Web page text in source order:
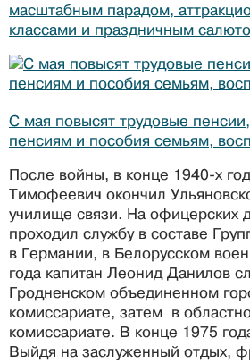
масштабным парадом,
классами и праздничным
С мая повыcят трудовые
пенсиям и пособия семьям,
После войны, в конце 1940-х
Тимофеевич окончил
училище связи. На офицерских
проходил службу в составе
в Германии, в Белорусском
года капитан Леонид Данилов
Гродненском объединенном
комиссариате, затем в
комиссариате. В конце 1975
Выйдя на заслуженный отдых,